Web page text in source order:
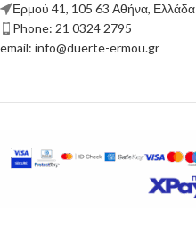
Ερμού 41, 105 63 Αθήνα, Ελλάδα
Phone: 21 0324 2795
email: info@duerte-ermou.gr